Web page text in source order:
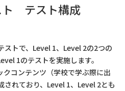
ト テスト構成
ストで、Level 1、Level 2の2つの
1のテストを実施します。
クコンテンツ（学校で学ぶ際に出
されており、Level 1、Level 2とも